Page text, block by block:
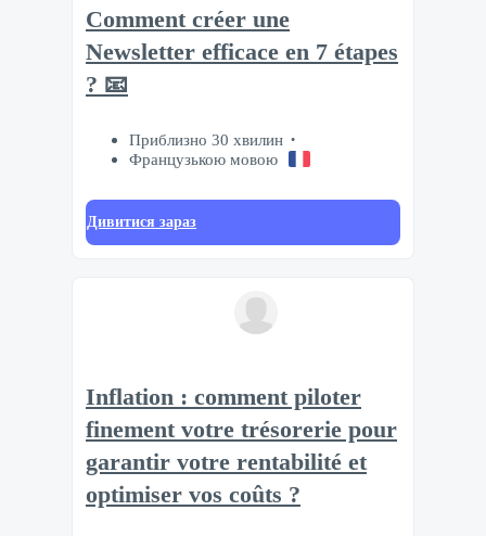
Comment créer une
Newsletter efficace en 7 étapes
? 📧
Приблизно 30 хвилин
Французькою мовою
Дивитися зараз
Inflation : comment piloter
finement votre trésorerie pour
garantir votre rentabilité et
optimiser vos coûts ?